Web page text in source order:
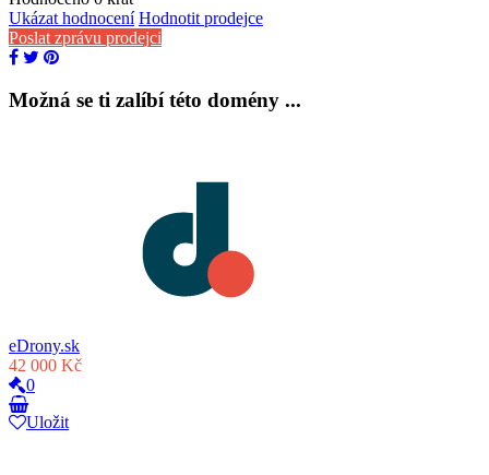
Ukázat hodnocení Hodnotit prodejce
Poslat zprávu prodejci
Možná se ti zalíbí této domény ...
eDrony.sk
42 000 Kč
0
Uložit